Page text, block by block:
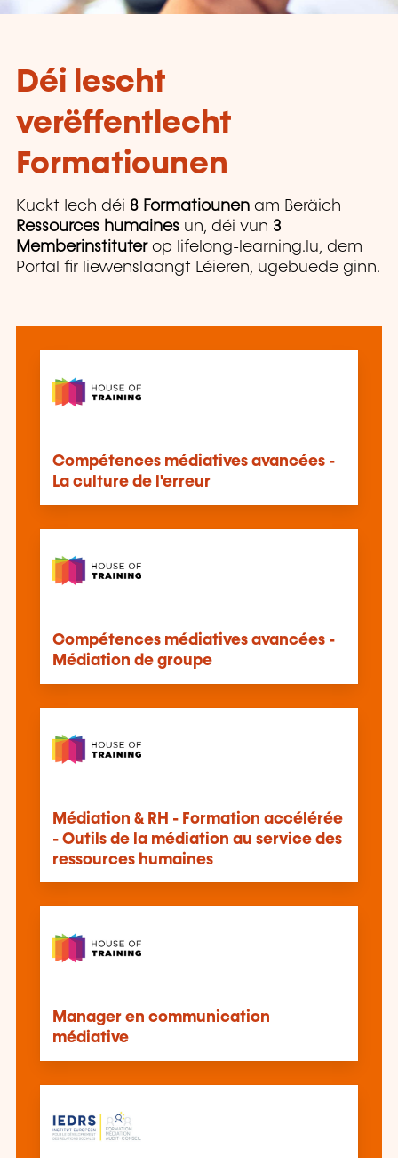
Déi lescht
verëffentlecht
Formatiounen
Kuckt Iech déi 8 Formatiounen am Beräich
Ressources humaines un, déi vun 3
Memberinstituter op lifelong-learning.lu, dem
Portal fir liewenslaangt Léieren, ugebuede ginn.
Compétences médiatives avancées -
La culture de l'erreur
Compétences médiatives avancées -
Médiation de groupe
Médiation & RH - Formation accélérée
- Outils de la médiation au service des
ressources humaines
Manager en communication
médiative